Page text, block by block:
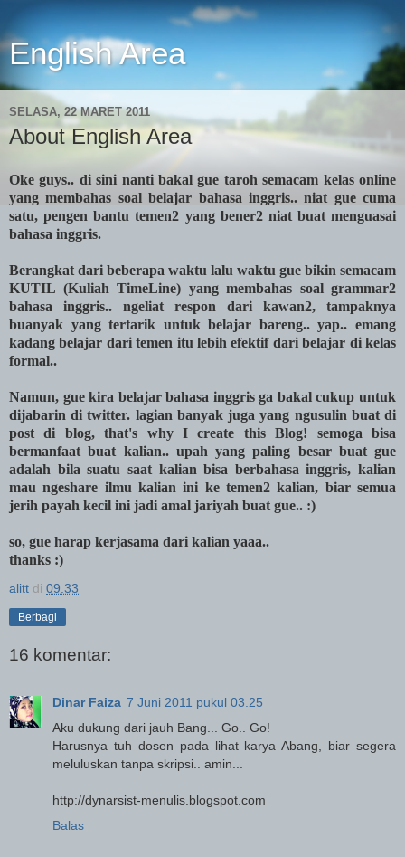
English Area
SELASA, 22 MARET 2011
About English Area
Oke guys.. di sini nanti bakal gue taroh semacam kelas online
yang membahas soal belajar bahasa inggris.. niat gue cuma
satu, pengen bantu temen2 yang bener2 niat buat menguasai
bahasa inggris.
Berangkat dari beberapa waktu lalu waktu gue bikin semacam
KUTIL (Kuliah TimeLine) yang membahas soal grammar2
bahasa inggris.. ngeliat respon dari kawan2, tampaknya
buanyak yang tertarik untuk belajar bareng.. yap.. emang
kadang belajar dari temen itu lebih efektif dari belajar di kelas
formal..
Namun, gue kira belajar bahasa inggris ga bakal cukup untuk
dijabarin di twitter. lagian banyak juga yang ngusulin buat di
post di blog, that's why I create this Blog! semoga bisa
bermanfaat buat kalian.. upah yang paling besar buat gue
adalah bila suatu saat kalian bisa berbahasa inggris, kalian
mau ngeshare ilmu kalian ini ke temen2 kalian, biar semua
jerih payah kecil ini jadi amal jariyah buat gue.. :)
so, gue harap kerjasama dari kalian yaaa..
thanks :)
alitt di 09.33
Berbagi
16 komentar:
Dinar Faiza 7 Juni 2011 pukul 03.25
Aku dukung dari jauh Bang... Go.. Go!
Harusnya tuh dosen pada lihat karya Abang, biar segera
meluluskan tanpa skripsi.. amin...
http://dynarsist-menulis.blogspot.com
Balas